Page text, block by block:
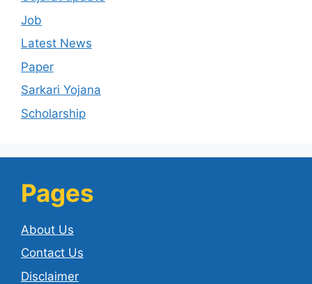
Job
Latest News
Paper
Sarkari Yojana
Scholarship
Pages
About Us
Contact Us
Disclaimer